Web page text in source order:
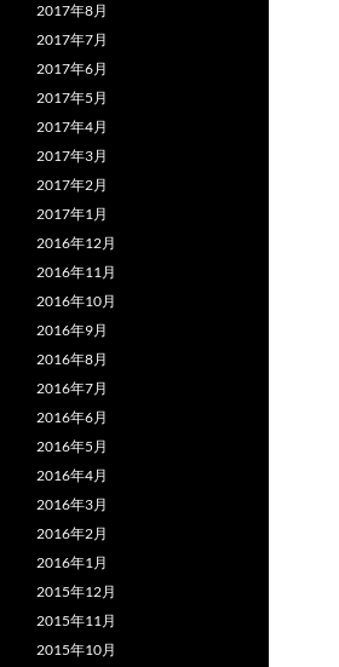
2017年8月
2017年7月
2017年6月
2017年5月
2017年4月
2017年3月
2017年2月
2017年1月
2016年12月
2016年11月
2016年10月
2016年9月
2016年8月
2016年7月
2016年6月
2016年5月
2016年4月
2016年3月
2016年2月
2016年1月
2015年12月
2015年11月
2015年10月